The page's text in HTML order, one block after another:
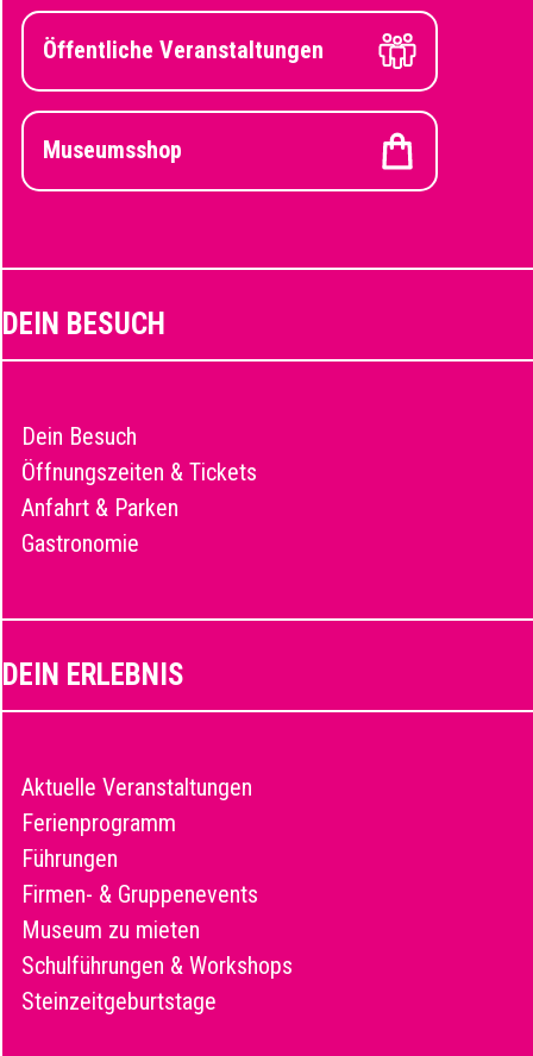
Öffentliche Veranstaltungen
Museumsshop
DEIN BESUCH
Dein Besuch
Öffnungszeiten & Tickets
Anfahrt & Parken
Gastronomie
DEIN ERLEBNIS
Aktuelle Veranstaltungen
Ferienprogramm
Führungen
Firmen- & Gruppenevents
Museum zu mieten
Schulführungen & Workshops
Steinzeitgeburtstage